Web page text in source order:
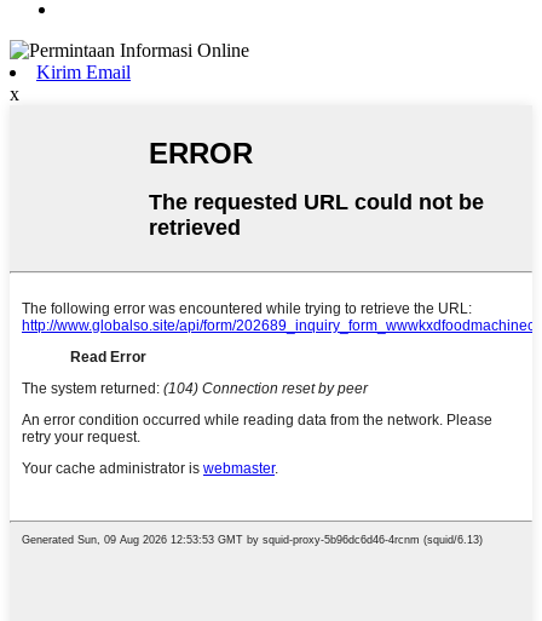
Kirim Email
x